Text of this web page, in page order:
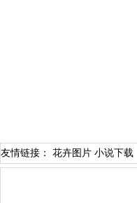
友情链接： 花卉图片 小说下载